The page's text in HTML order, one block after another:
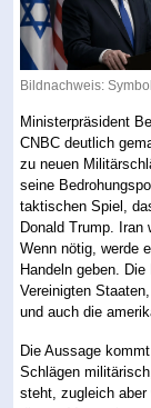
Bildnachweis:
Ministerpräsident
CNBC deutlich
zu neuen
seine
taktischen Spiel,
Donald Trump. Iran
Wenn nötig, werde
Handeln geben.
Vereinigten
und auch die
Die Aussage
Schlägen
steht, zugleich